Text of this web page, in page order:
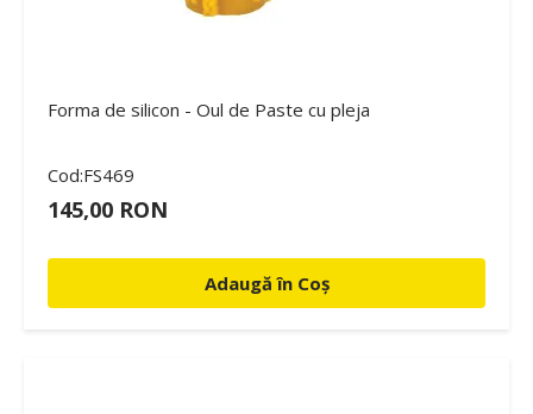
Forma de silicon - Oul de Paste cu pleja
Cod:FS469
145,00 RON
Adaugă în Coș